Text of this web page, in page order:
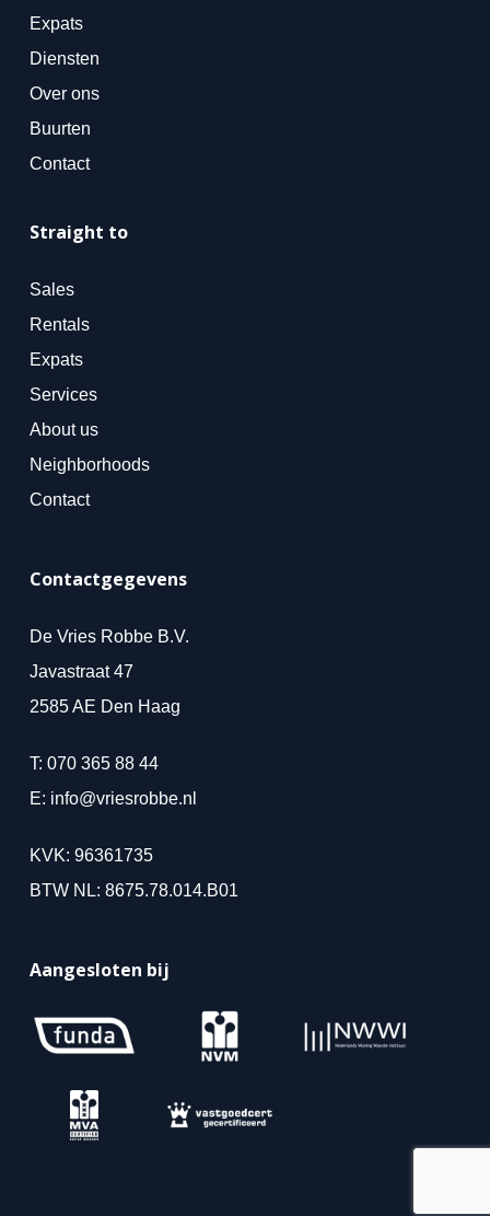
Expats
Diensten
Over ons
Buurten
Contact
Straight to
Sales
Rentals
Expats
Services
About us
Neighborhoods
Contact
Contactgegevens
De Vries Robbe B.V.
Javastraat 47
2585 AE Den Haag
T: 070 365 88 44
E: info@vriesrobbe.nl
KVK: 96361735
BTW NL: 8675.78.014.B01
Aangesloten bij